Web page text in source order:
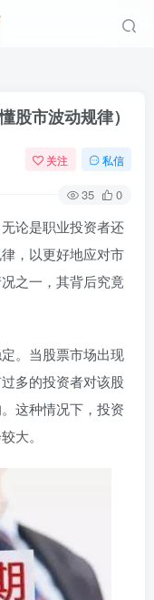
股市波动规律）
关注 私信
35 0
论是职业投资者还
，以更好地应对市
之一，其背后究竟
。当股票市场出现
多的投资者对该股
这种情况下，投资
大。